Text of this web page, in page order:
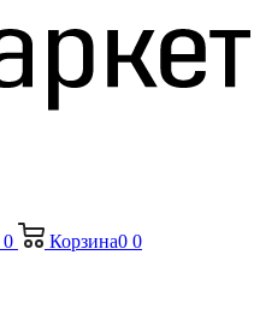
0 Корзина0 0